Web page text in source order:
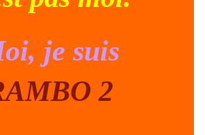
je suis
2